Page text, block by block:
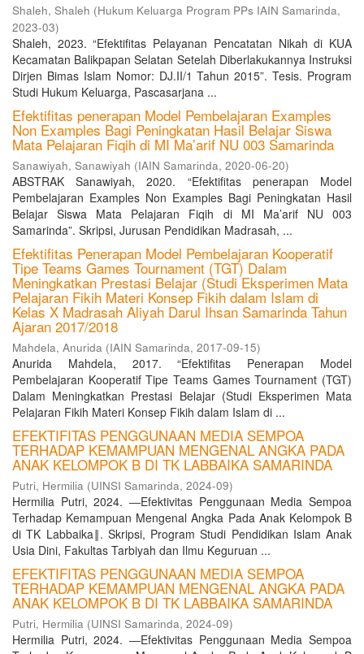
Shaleh, Shaleh (Hukum Keluarga Program PPs IAIN Samarinda,
2023-03)
Shaleh, 2023. “Efektifitas Pelayanan Pencatatan Nikah di KUA
Kecamatan Balikpapan Selatan Setelah Diberlakukannya Instruksi
Dirjen Bimas Islam Nomor: DJ.II/1 Tahun 2015”. Tesis. Program
Studi Hukum Keluarga, Pascasarjana ...
Efektifitas penerapan Model Pembelajaran Examples
Non Examples Bagi Peningkatan Hasil Belajar Siswa
Mata Pelajaran Fiqih di MI Ma’arif NU 003 Samarinda
Sanawiyah, Sanawiyah (IAIN Samarinda, 2020-06-20)
ABSTRAK Sanawiyah, 2020. “Efektifitas penerapan Model
Pembelajaran Examples Non Examples Bagi Peningkatan Hasil
Belajar Siswa Mata Pelajaran Fiqih di MI Ma’arif NU 003
Samarinda”. Skripsi, Jurusan Pendidikan Madrasah, ...
Efektifitas Penerapan Model Pembelajaran Kooperatif
Tipe Teams Games Tournament (TGT) Dalam
Meningkatkan Prestasi Belajar (Studi Eksperimen Mata
Pelajaran Fikih Materi Konsep Fikih dalam Islam di
Kelas X Madrasah Aliyah Darul Ihsan Samarinda Tahun
Ajaran 2017/2018
Mahdela, Anurida (IAIN Samarinda, 2017-09-15)
Anurida Mahdela, 2017. “Efektifitas Penerapan Model
Pembelajaran Kooperatif Tipe Teams Games Tournament (TGT)
Dalam Meningkatkan Prestasi Belajar (Studi Eksperimen Mata
Pelajaran Fikih Materi Konsep Fikih dalam Islam di ...
EFEKTIFITAS PENGGUNAAN MEDIA SEMPOA
TERHADAP KEMAMPUAN MENGENAL ANGKA PADA
ANAK KELOMPOK B DI TK LABBAIKA SAMARINDA
Putri, Hermilia (UINSI Samarinda, 2024-09)
Hermilia Putri, 2024. ―Efektivitas Penggunaan Media Sempoa
Terhadap Kemampuan Mengenal Angka Pada Anak Kelompok B
di TK Labbaika‖. Skripsi, Program Studi Pendidikan Islam Anak
Usia Dini, Fakultas Tarbiyah dan Ilmu Keguruan ...
EFEKTIFITAS PENGGUNAAN MEDIA SEMPOA
TERHADAP KEMAMPUAN MENGENAL ANGKA PADA
ANAK KELOMPOK B DI TK LABBAIKA SAMARINDA
Putri, Hermilia (UINSI Samarinda, 2024-09)
Hermilia Putri, 2024. ―Efektivitas Penggunaan Media Sempoa